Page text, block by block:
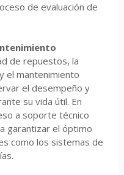
de evaluación de
de repuestos, la
el mantenimiento
el desempeño y
su vida útil. En
a soporte técnico
garantizar el óptimo
como los sistemas de